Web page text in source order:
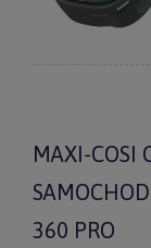
MAXI-COSI
360 PRO